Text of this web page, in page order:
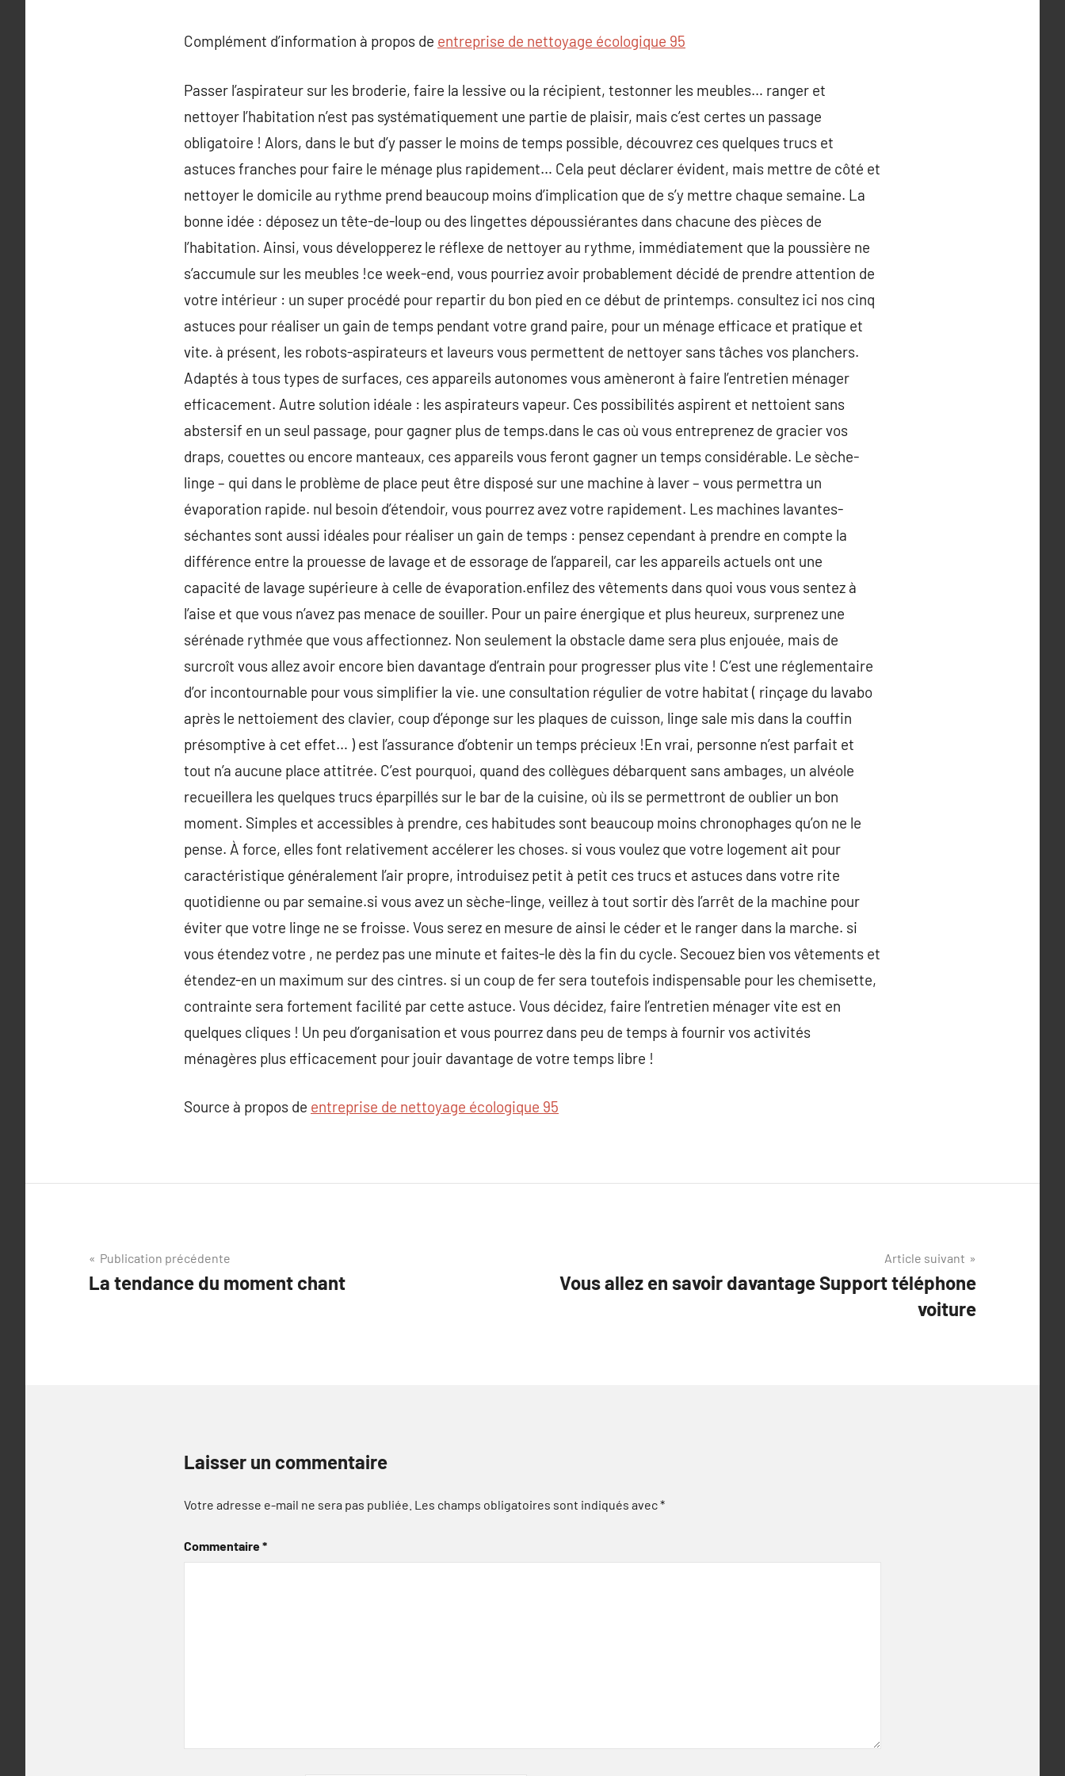
Complément d’information à propos de entreprise de nettoyage écologique 95
Passer l’aspirateur sur les broderie, faire la lessive ou la récipient, testonner les meubles… ranger et
nettoyer l’habitation n’est pas systématiquement une partie de plaisir, mais c’est certes un passage
obligatoire ! Alors, dans le but d’y passer le moins de temps possible, découvrez ces quelques trucs et
astuces franches pour faire le ménage plus rapidement… Cela peut déclarer évident, mais mettre de côté et
nettoyer le domicile au rythme prend beaucoup moins d’implication que de s’y mettre chaque semaine. La
bonne idée : déposez un tête-de-loup ou des lingettes dépoussiérantes dans chacune des pièces de
l’habitation. Ainsi, vous développerez le réflexe de nettoyer au rythme, immédiatement que la poussière ne
s’accumule sur les meubles !ce week-end, vous pourriez avoir probablement décidé de prendre attention de
votre intérieur : un super procédé pour repartir du bon pied en ce début de printemps. consultez ici nos cinq
astuces pour réaliser un gain de temps pendant votre grand paire, pour un ménage efficace et pratique et
vite. à présent, les robots-aspirateurs et laveurs vous permettent de nettoyer sans tâches vos planchers.
Adaptés à tous types de surfaces, ces appareils autonomes vous amèneront à faire l’entretien ménager
efficacement. Autre solution idéale : les aspirateurs vapeur. Ces possibilités aspirent et nettoient sans
abstersif en un seul passage, pour gagner plus de temps.dans le cas où vous entreprenez de gracier vos
draps, couettes ou encore manteaux, ces appareils vous feront gagner un temps considérable. Le sèche-
linge – qui dans le problème de place peut être disposé sur une machine à laver – vous permettra un
évaporation rapide. nul besoin d’étendoir, vous pourrez avez votre rapidement. Les machines lavantes-
séchantes sont aussi idéales pour réaliser un gain de temps : pensez cependant à prendre en compte la
différence entre la prouesse de lavage et de essorage de l’appareil, car les appareils actuels ont une
capacité de lavage supérieure à celle de évaporation.enfilez des vêtements dans quoi vous vous sentez à
l’aise et que vous n’avez pas menace de souiller. Pour un paire énergique et plus heureux, surprenez une
sérénade rythmée que vous affectionnez. Non seulement la obstacle dame sera plus enjouée, mais de
surcroît vous allez avoir encore bien davantage d’entrain pour progresser plus vite ! C’est une réglementaire
d’or incontournable pour vous simplifier la vie. une consultation régulier de votre habitat ( rinçage du lavabo
après le nettoiement des clavier, coup d’éponge sur les plaques de cuisson, linge sale mis dans la couffin
présomptive à cet effet… ) est l’assurance d’obtenir un temps précieux !En vrai, personne n’est parfait et
tout n’a aucune place attitrée. C’est pourquoi, quand des collègues débarquent sans ambages, un alvéole
recueillera les quelques trucs éparpillés sur le bar de la cuisine, où ils se permettront de oublier un bon
moment. Simples et accessibles à prendre, ces habitudes sont beaucoup moins chronophages qu’on ne le
pense. À force, elles font relativement accélerer les choses. si vous voulez que votre logement ait pour
caractéristique généralement l’air propre, introduisez petit à petit ces trucs et astuces dans votre rite
quotidienne ou par semaine.si vous avez un sèche-linge, veillez à tout sortir dès l’arrêt de la machine pour
éviter que votre linge ne se froisse. Vous serez en mesure de ainsi le céder et le ranger dans la marche. si
vous étendez votre , ne perdez pas une minute et faites-le dès la fin du cycle. Secouez bien vos vêtements et
étendez-en un maximum sur des cintres. si un coup de fer sera toutefois indispensable pour les chemisette,
contrainte sera fortement facilité par cette astuce. Vous décidez, faire l’entretien ménager vite est en
quelques cliques ! Un peu d’organisation et vous pourrez dans peu de temps à fournir vos activités
ménagères plus efficacement pour jouir davantage de votre temps libre !
Source à propos de entreprise de nettoyage écologique 95
Navigation
de
Publication précédente
La tendance du moment chant
Article suivant
Vous allez en savoir davantage Support téléphone
voiture
Laisser un commentaire
Votre adresse e-mail ne sera pas publiée. Les champs obligatoires sont indiqués avec*
Commentaire*